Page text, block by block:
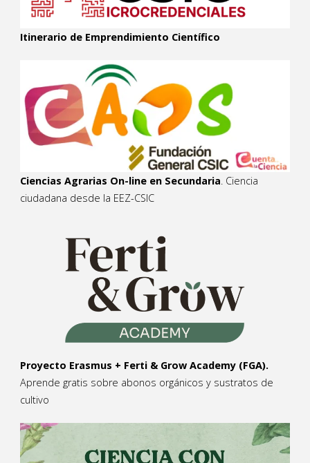
Itinerario de Emprendimiento Científico
Ciencias Agrarias On-line en Secundaria. Ciencia
ciudadana desde la EEZ-CSIC
Proyecto Erasmus + Ferti & Grow Academy (FGA).
Aprende gratis sobre abonos orgánicos y sustratos de
cultivo